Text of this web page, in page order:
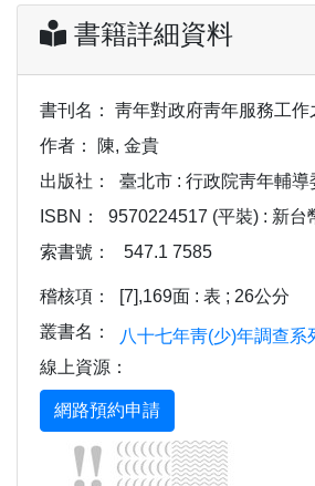
書籍詳細資料
書刊名：
靑年對政府靑年服務工作
作者：
陳, 金貴
出版社：
臺北市 : 行政院靑年輔導
ISBN：
9570224517 (平裝) : 新台
索書號：
547.1 7585
稽核項：
[7],169面 : 表 ; 26公分
叢書名：
八十七年靑(少)年調查系
線上資源：